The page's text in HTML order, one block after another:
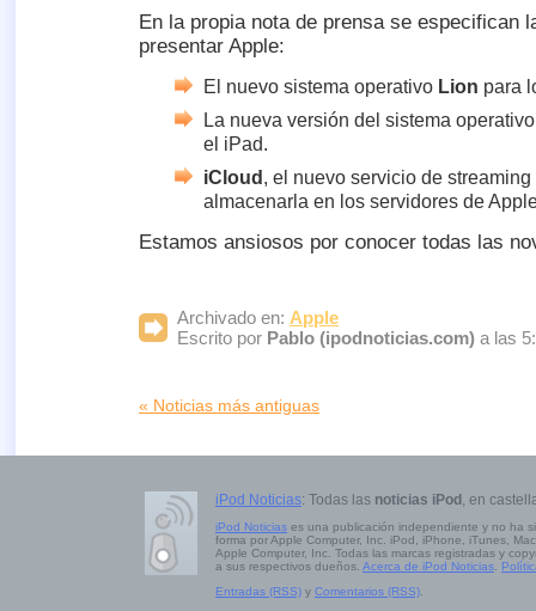
En la propia nota de prensa se especifican
presentar Apple:
El nuevo sistema operativo Lion para
La nueva versión del sistema operativo
el iPad.
iCloud, el nuevo servicio de
almacenarla en los servidores de
Estamos ansiosos por conocer todas las
Archivado en: Apple
Escrito por Pablo (ipodnoticias.com) a las
« Noticias más antiguas
iPod Noticias: Todas las noticias iPod , en
iPod Noticias es una publicación independiente y no ha
forma por Apple Computer, Inc. iPod, iPhone, iTunes,
Apple Computer, Inc. Todas las marcas registradas y
a sus respectivos dueños. Acerca de iPod Noticias
Entradas (RSS) y Comentarios (RSS)